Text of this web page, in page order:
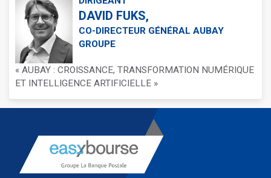
DAVID FUKS,
CO-DIRECTEUR GÉNÉRAL AUBAY
GROUPE
« AUBAY : CROISSANCE, TRANSFORMATION NUMÉRIQUE
ET INTELLIGENCE ARTIFICIELLE »